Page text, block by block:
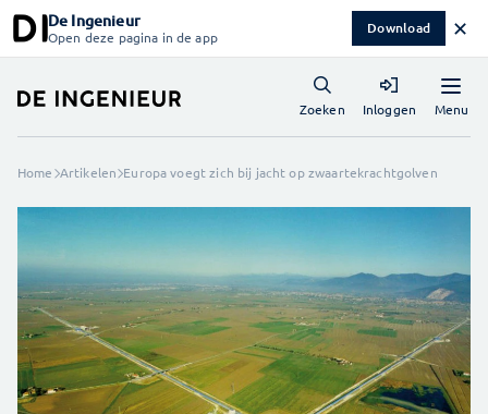
De Ingenieur
Open deze pagina in de app Download ✕
Menu
Zoeken Inloggen
Home Artikelen Europa voegt zich bij jacht op zwaartekrachtgolven